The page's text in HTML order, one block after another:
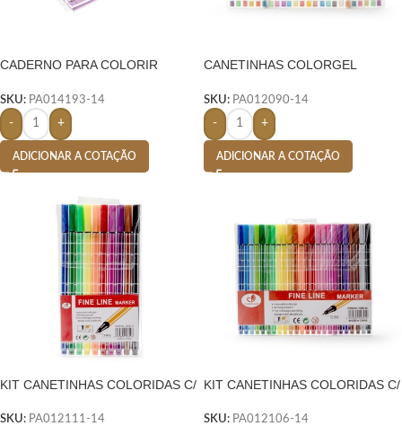
CADERNO PARA COLORIR
SKU: PA014193-14
- +
ADICIONAR A COTAÇÃO
CANETINHAS COLORGEL
SKU: PA012090-14
- +
ADICIONAR A COTAÇÃO
KIT CANETINHAS COLORIDAS C/
SKU: PA012111-14
KIT CANETINHAS COLORIDAS C/
SKU: PA012106-14